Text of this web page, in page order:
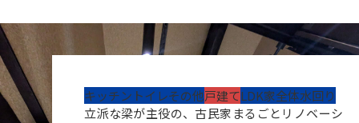
キッチン トイレその他戸建てLDK家全体水回り
立派な梁が主役の、古民家まるごとリノベーシ